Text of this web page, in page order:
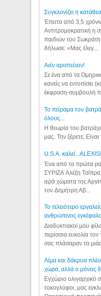
Συγκλονίζει η
Έπειτα από 3,5
Αντιτρομοκρατική η
παιδιών του Σωκράτη
δήλωσε: «Μας έλεγ...
Aιέν αριστεύειν!
Σε ένα από τα
κανείς να εντοπίσει
έκφραση-συμβουλή
Το πείραμα του
όλους...
Η θεωρία του
μας. Την ξέρετε;
U.S.A. καλεί...ALEXIS!
Ένα από τα πρώτα
ΣΥΡΙΖΑ Αλέξη
ιερά χώματα της
τον Δημήτρη Αβ...
Το τελειότερο
ανθρώπινος
Διαδυκτιακοί μου
περίσσια ευκολία
σας πλάσαραν τα
Αίμα και δάκρυα
χώρα, αλλά ο μόνος
Εγχώριο ολιγαρχικό
τοκογλύφοι, μας